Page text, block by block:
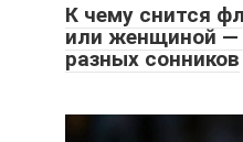
К чему снится
или женщиной —
разных сонников